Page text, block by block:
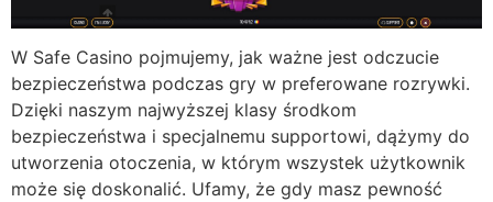
W Safe Casino pojmujemy, jak ważne jest odczucie
bezpieczeństwa podczas gry w preferowane rozrywki.
Dzięki naszym najwyższej klasy środkom
bezpieczeństwa i specjalnemu supportowi, dążymy do
utworzenia otoczenia, w którym wszystek użytkownik
może się doskonalić. Ufamy, że gdy masz pewność